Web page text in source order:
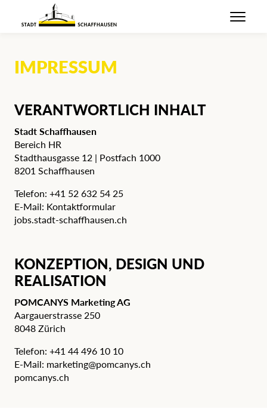
IMPRESSUM
VERANTWORTLICH INHALT
Stadt Schaffhausen
Bereich HR
Stadthausgasse 12 | Postfach 1000
8201 Schaffhausen
Telefon: +41 52 632 54 25
E-Mail: Kontaktformular
jobs.stadt-schaffhausen.ch
KONZEPTION, DESIGN UND
REALISATION
POMCANYS Marketing AG
Aargauerstrasse 250
8048 Zürich
Telefon: +41 44 496 10 10
E-Mail: marketing@pomcanys.ch
pomcanys.ch